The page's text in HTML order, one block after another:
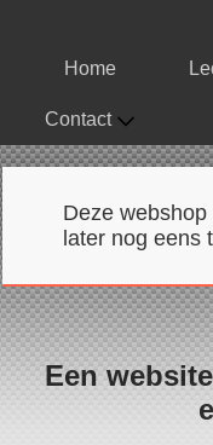
Home
Contact
Deze
later nog eens
Een